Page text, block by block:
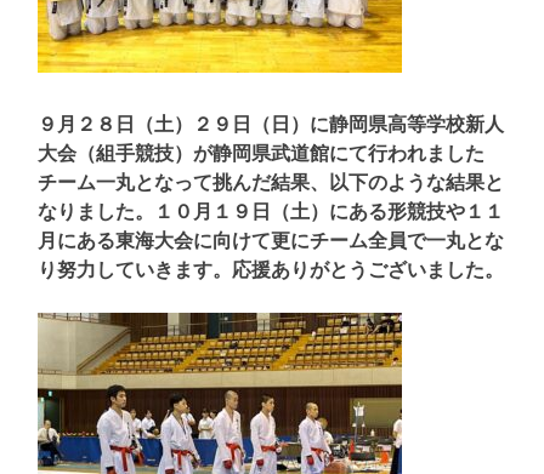
９月２８日（土）２９日（日）に静岡県高等学校新人
大会（組手競技）が静岡県武道館にて行われました
チーム一丸となって挑んだ結果、以下のような結果と
なりました。１０月１９日（土）にある形競技や１１
月にある東海大会に向けて更にチーム全員で一丸とな
り努力していきます。応援ありがとうございました。